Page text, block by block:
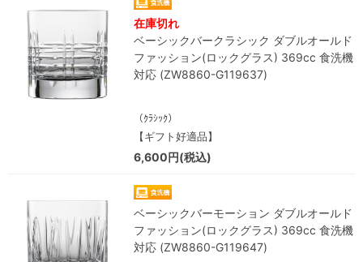
在庫切れ
ベーシックバークラシック ダブルオールド
ファッション(ロックグラス) 369cc 食洗機
対応 (ZW8860-G119637)
（ｸﾗｼｯｸ）
【ギフト好適品】
6,600円(税込)
ベーシックバーモーション ダブルオールド
ファッション(ロックグラス) 369cc 食洗機
対応 (ZW8860-G119647)